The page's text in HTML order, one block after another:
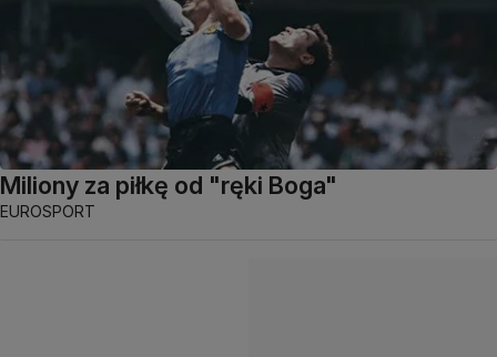
Miliony za piłkę od "ręki Boga"
EUROSPORT